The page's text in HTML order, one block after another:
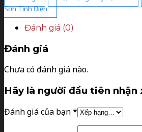
Sơn Tĩnh Điện
Đánh giá (0)
Đánh giá
Chưa có đánh giá nào.
Hãy là người đầu tiên nhận
Đánh giá của bạn*